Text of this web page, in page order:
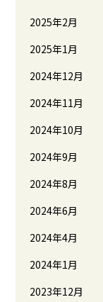
2025年2月
2025年1月
2024年12月
2024年11月
2024年10月
2024年9月
2024年8月
2024年6月
2024年4月
2024年1月
2023年12月